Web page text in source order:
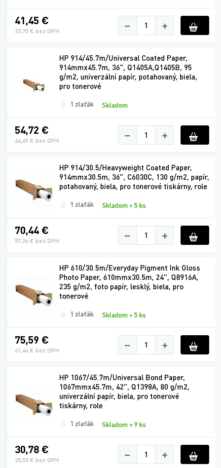
41,45 €
33,70 € bez DPH − +
HP 914/45.7m/Universal Coated Paper,
914mmx45.7m, 36", Q1405A,Q1405B, 95
g/m2, univerzální papír, potahovaný, biela,
pro tonerové
1 zlaťák Skladom
54,72 €
44,49 € bez DPH − +
HP 914/30.5/Heavyweight Coated Paper,
914mmx30.5m, 36", C6030C, 130 g/m2, papír,
potahovaný, biela, pro tonerové tiskárny, role
1 zlaťák Skladom > 5 ks
70,44 €
57,26 € bez DPH − +
HP 610/30.5m/Everyday Pigment Ink Gloss
Photo Paper, 610mmx30.5m, 24", Q8916A,
235 g/m2, foto papír, lesklý, biela, pro
tonerové
1 zlaťák Skladom > 5 ks
75,59 €
61,46 € bez DPH − +
HP 1067/45.7m/Universal Bond Paper,
1067mmx45.7m, 42", Q1398A, 80 g/m2,
univerzální papír, biela, pro tonerové
tiskárny, role
1 zlaťák Skladom > 9 ks
30,78 €
25,03 € bez DPH − +